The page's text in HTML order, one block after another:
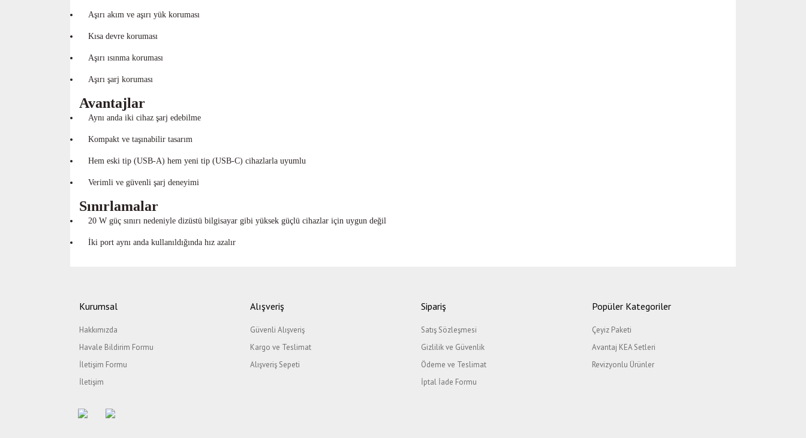
Aşırı akım ve aşırı yük koruması
Kısa devre koruması
Aşırı ısınma koruması
Aşırı şarj koruması
Avantajlar
Aynı anda iki cihaz şarj edebilme
Kompakt ve taşınabilir tasarım
Hem eski tip (USB-A) hem yeni tip (USB-C) cihazlarla uyumlu
Verimli ve güvenli şarj deneyimi
Sınırlamalar
20 W güç sınırı nedeniyle dizüstü bilgisayar gibi yüksek güçlü cihazlar için uygun değil
İki port aynı anda kullanıldığında hız azalır
Kurumsal
Hakkımızda
Havale Bildirim Formu
İletişim Formu
İletişim
Alışveriş
Güvenli Alışveriş
Kargo ve Teslimat
Alışveriş Sepeti
Sipariş
Satış Sözleşmesi
Gizlilik ve Güvenlik
Ödeme ve Teslimat
İptal İade Formu
Popüler Kategoriler
Çeyiz Paketi
Avantaj KEA Setleri
Revizyonlu Ürünler